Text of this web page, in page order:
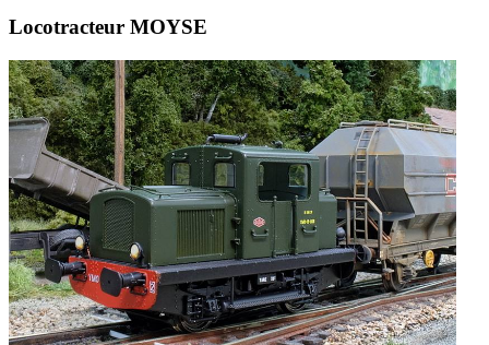
Locotracteur MOYSE